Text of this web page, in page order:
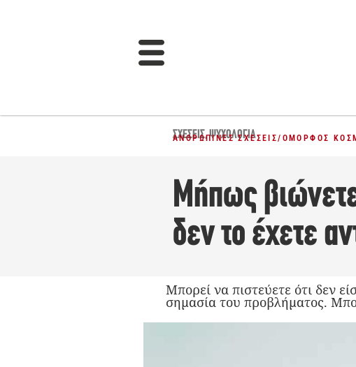
ΣΧΈΣΕΙΣ,ΨΥΧΟΛΟΓΊΑ
ΑΝΘΡΏΠΙΝΕΣ ΣΧΈΣΕΙΣ/ ΌΜΟΡΦΟΣ
Μήπως
δεν το έχετε
Μπορεί να πιστεύετε ότι δεν
σημασία του προβλήματος.